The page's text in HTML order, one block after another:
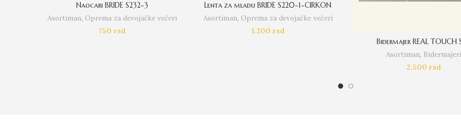
Naocari BRIDE S232-3
Asortiman, Oprema za devojačke večeri
750 rsd
Lenta za mladu BRIDE S220-1-CIRKON
Asortiman, Oprema za devojačke večeri
1.200 rsd
Bidermajer REAL TOUCH
Asortiman, Bidermajeri
2.500 rsd